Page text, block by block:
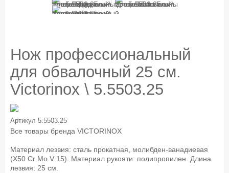
Нож профессиональный
для обвалочный 25 см.
Victorinox \ 5.5503.25
Артикул 5.5503.25
Все товары бренда VICTORINOX
Материал лезвия: сталь прокатная, молибден-ванадиевая
(X50 Cr Mo V 15). Материал рукояти: полипропилен. Длина
лезвия: 25 см.